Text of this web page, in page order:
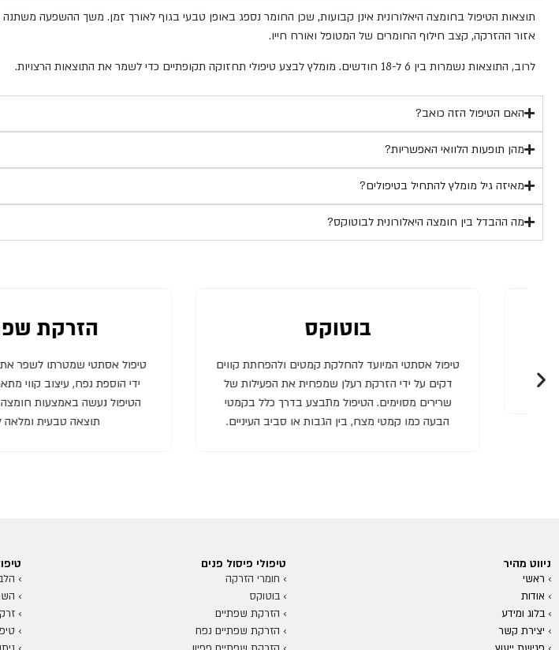
תוצאות הטיפול בחומצה היאלורונית אינן קבועות, שכן החומר נספג באופן טבעי בגוף לאורך זמן. משך ההשפעה
אזור ההזרקה, קצב חילוף החומרים של המטופל ואורח חייו.
לרוב, התוצאות נשמרות בין 6 ל-18 חודשים. מומלץ לבצע טיפולי תחזוקה תקופתיים כדי לשמר את התוצאות הרצויות.
האם הטיפול הזה כואב?
מהן תופעות הלוואי האפשריות?
מאיזה גיל מומלץ להתחיל בטיפולים?
מה ההבדל בין חומצה היאלורונית לבוטוקס?
של
הזרקת שפתיים
טיפול אסתטי שמטרתו לשפר את מראה השפתיים על
ידי הוספת נפח, עיצוב קווי מתאר והחלקת קמטים.
הטיפול נעשה באמצעות חומצה היאלורונית ומספק
תוצאה טבעית ומלאה לשפתיים.
הזרקת
טיפול אסתטי שמטרתו
באמצעות חומצה
המראה הכללי של השפתיים,
ורענן, ומסייע להחזיר את
ניווט מהיר
› ראשי
› אודות
› בלוג ומידע
› יצירת קשר
טיפולי פיסול פנים
› חומרי הזרקה
› בוטוקס
› הזרקת שפתיים
› הזרקת שפתיים נפח
›
›
›
›